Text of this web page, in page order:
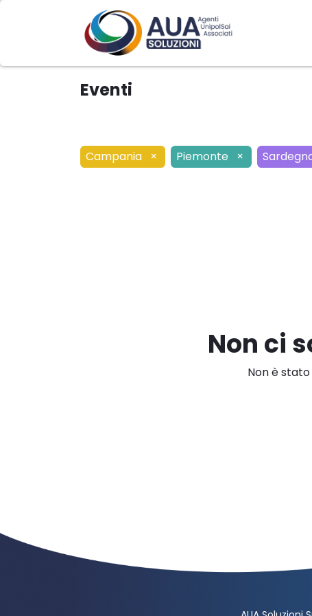
Eventi
Campania × Piemonte ×
Non ci
Non è